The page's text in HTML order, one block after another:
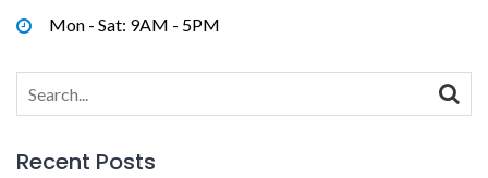
Mon - Sat: 9AM - 5PM
Search
for:
Recent Posts